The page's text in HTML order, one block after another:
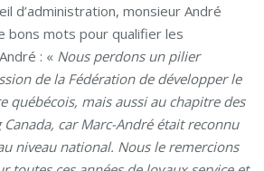
d’administration, monsieur André
bons mots pour qualifier les
: « Nous perdons un pilier
de la Fédération de développer le
québécois, mais aussi au chapitre des
car Marc-André était reconnu
niveau national. Nous le remercions